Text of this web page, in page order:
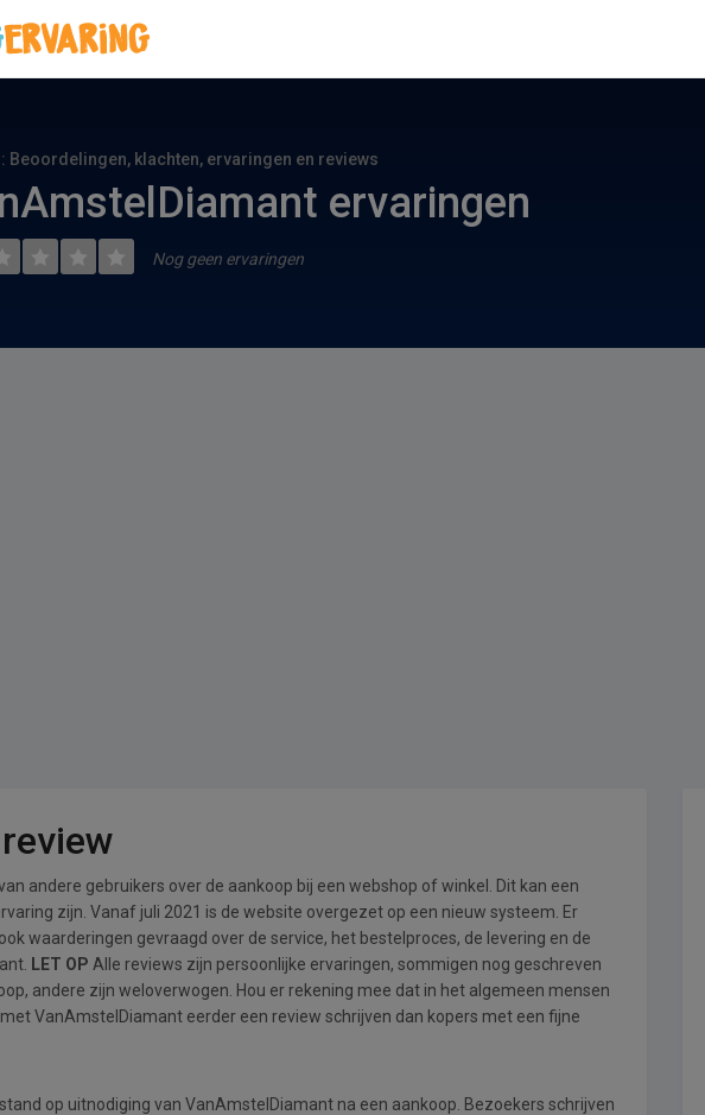
Beoordelingen, klachten, ervaringen en reviews
ervaringen
Nog geen ervaringen
andere gebruikers over de aankoop bij een webshop of winkel. Dit kan een
zijn. Vanaf juli 2021 is de website overgezet op een nieuw systeem. Er
waarderingen gevraagd over de service, het bestelproces, de levering en de
LET OP Alle reviews zijn persoonlijke ervaringen, sommigen nog geschreven
andere zijn weloverwogen. Hou er rekening mee dat in het algemeen mensen
VanAmstelDiamant eerder een review schrijven dan kopers met een fijne
op uitnodiging van VanAmstelDiamant na een aankoop. Bezoekers schrijven